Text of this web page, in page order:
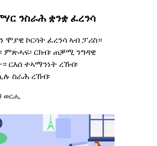
ንስራሕ ቋንቋ ፈረንሳ
ሞያዊ ኮርሳት ፈረንሳ ኣብ ፓሪስ።
ምጽሓፍ፡ ርክብ፡ ጠቓሚ ንግዳዊ
ርእሰ ተኣማንነት ረኸብ፡
ስራሕ ረኸብ፡
ወርሒ